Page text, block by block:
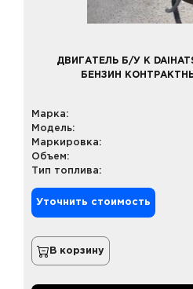
ДВИГАТЕЛЬ Б/У К
БЕНЗИН
Марка:
Модель:
Маркировка:
Объем:
Тип топлива:
Уточнить стоимость
В корзину